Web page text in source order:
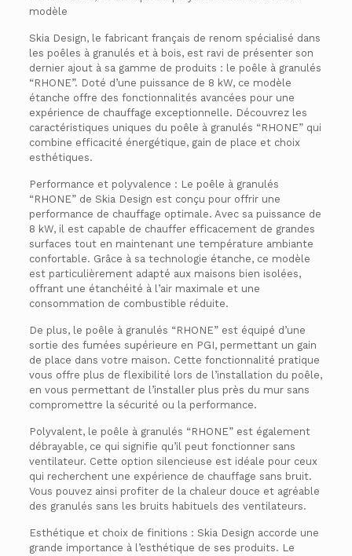
modèle
Skia Design, le fabricant français de renom spécialisé dans
les poêles à granulés et à bois, est ravi de présenter son
dernier ajout à sa gamme de produits : le poêle à granulés
“RHONE”. Doté d’une puissance de 8 kW, ce modèle
étanche offre des fonctionnalités avancées pour une
expérience de chauffage exceptionnelle. Découvrez les
caractéristiques uniques du poêle à granulés “RHONE” qui
combine efficacité énergétique, gain de place et choix
esthétiques.
Performance et polyvalence : Le poêle à granulés
“RHONE” de Skia Design est conçu pour offrir une
performance de chauffage optimale. Avec sa puissance de
8 kW, il est capable de chauffer efficacement de grandes
surfaces tout en maintenant une température ambiante
confortable. Grâce à sa technologie étanche, ce modèle
est particulièrement adapté aux maisons bien isolées,
offrant une étanchéité à l’air maximale et une
consommation de combustible réduite.
De plus, le poêle à granulés “RHONE” est équipé d’une
sortie des fumées supérieure en PGI, permettant un gain
de place dans votre maison. Cette fonctionnalité pratique
vous offre plus de flexibilité lors de l’installation du poêle,
en vous permettant de l’installer plus près du mur sans
compromettre la sécurité ou la performance.
Polyvalent, le poêle à granulés “RHONE” est également
débrayable, ce qui signifie qu’il peut fonctionner sans
ventilateur. Cette option silencieuse est idéale pour ceux
qui recherchent une expérience de chauffage sans bruit.
Vous pouvez ainsi profiter de la chaleur douce et agréable
des granulés sans les bruits habituels des ventilateurs.
Esthétique et choix de finitions : Skia Design accorde une
grande importance à l’esthétique de ses produits. Le